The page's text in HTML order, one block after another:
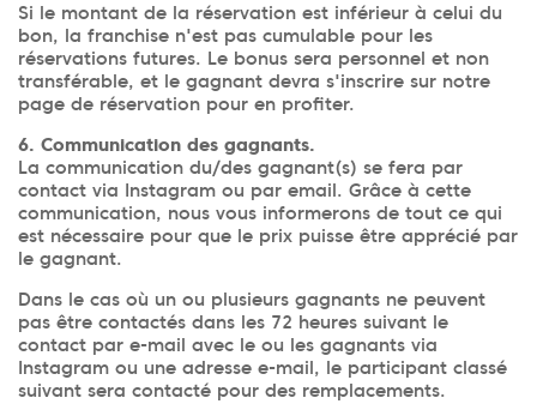
Si le montant de la réservation est inférieur à celui du
bon, la franchise n'est pas cumulable pour les
réservations futures. Le bonus sera personnel et non
transférable, et le gagnant devra s'inscrire sur notre
page de réservation pour en profiter.
6. Communication des gagnants.
La communication du/des gagnant(s) se fera par
contact via Instagram ou par email. Grâce à cette
communication, nous vous informerons de tout ce qui
est nécessaire pour que le prix puisse être apprécié par
le gagnant.
Dans le cas où un ou plusieurs gagnants ne peuvent
pas être contactés dans les 72 heures suivant le
contact par e-mail avec le ou les gagnants via
Instagram ou une adresse e-mail, le participant classé
suivant sera contacté pour des remplacements.